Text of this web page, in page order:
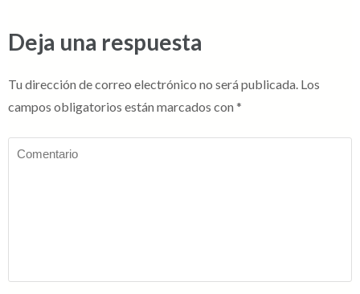
Deja una respuesta
Tu dirección de correo electrónico no será publicada. Los
campos obligatorios están marcados con *
Comentario